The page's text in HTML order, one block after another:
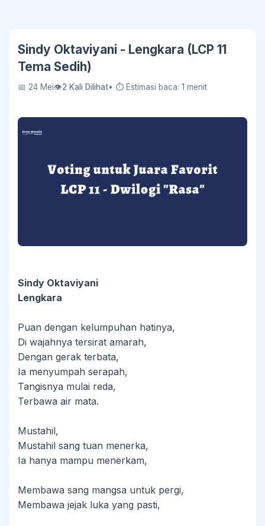
Sindy Oktaviyani - Lengkara (LCP 11
Tema Sedih)
📅 24 Mei👁2 Kali Dilihat• ⏱ Estimasi baca: 1 menit
Sindy Oktaviyani
Lengkara
Puan dengan kelumpuhan hatinya,
Di wajahnya tersirat amarah,
Dengan gerak terbata,
Ia menyumpah serapah,
Tangisnya mulai reda,
Terbawa air mata.
Mustahil,
Mustahil sang tuan menerka,
Ia hanya mampu menerkam,
Membawa sang mangsa untuk pergi,
Membawa jejak luka yang pasti,